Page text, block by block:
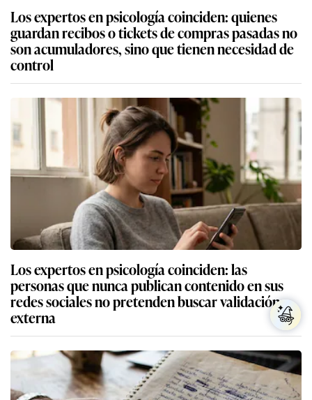
Los expertos en psicología coinciden: quienes
guardan recibos o tickets de compras pasadas no
son acumuladores, sino que tienen necesidad de
control
Los expertos en psicología coinciden: las
personas que nunca publican contenido en sus
redes sociales no pretenden buscar validación
externa